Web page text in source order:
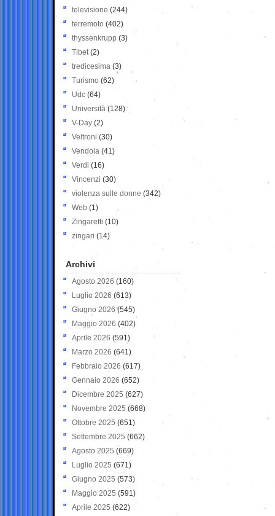
televisione(244)
terremoto (402)
thyssenkrupp (3)
Tibet(2)
tredicesima (3)
Turismo (62)
Udc (64)
Università (128)
V-Day (2)
Veltroni (30)
Vendola (41)
Verdi (16)
Vincenzi (30)
violenza sulle donne (342)
Web (1)
Zingaretti (10)
zingari (14)
Archivi
Agosto 2026 (160)
Luglio 2026 (613)
Giugno 2026 (545)
Maggio 2026 (402)
Aprile 2026 (591)
Marzo 2026 (641)
Febbraio 2026 (617)
Gennaio 2026 (652)
Dicembre 2025 (627)
Novembre 2025 (668)
Ottobre 2025 (651)
Settembre 2025 (662)
Agosto 2025 (669)
Luglio 2025 (671)
Giugno 2025 (573)
Maggio 2025 (591)
Aprile 2025 (622)